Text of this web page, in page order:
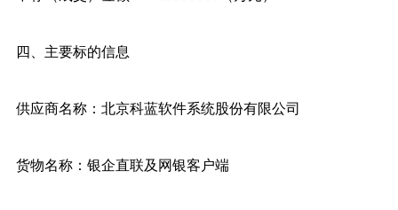
四、主要标的信息
供应商名称：北京科蓝软件系统股份有限公司
货物名称：银企直联及网银客户端